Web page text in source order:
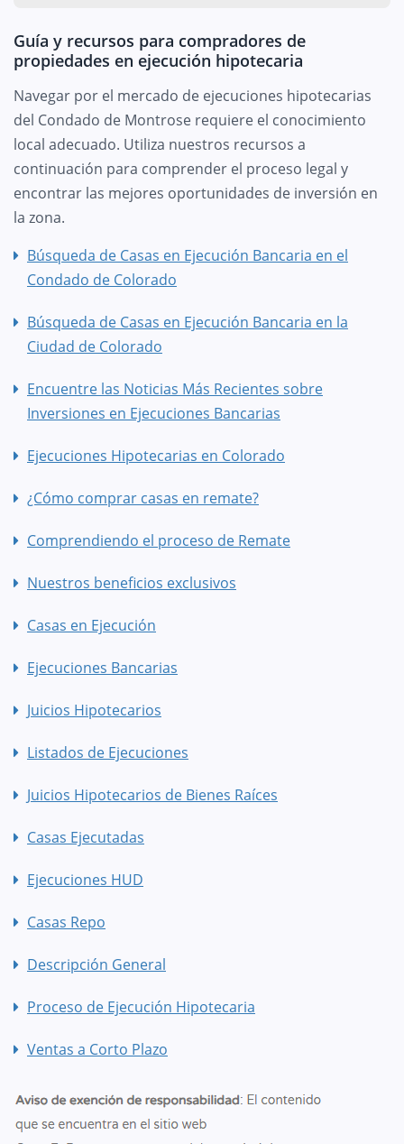
Guía y recursos para compradores de
propiedades en ejecución hipotecaria
Navegar por el mercado de ejecuciones hipotecarias
del Condado de Montrose requiere el conocimiento
local adecuado. Utiliza nuestros recursos a
continuación para comprender el proceso legal y
encontrar las mejores oportunidades de inversión en
la zona.
Búsqueda de Casas en Ejecución Bancaria en el
Condado de Colorado
Búsqueda de Casas en Ejecución Bancaria en la
Ciudad de Colorado
Encuentre las Noticias Más Recientes sobre
Inversiones en Ejecuciones Bancarias
Ejecuciones Hipotecarias en Colorado
¿Cómo comprar casas en remate?
Comprendiendo el proceso de Remate
Nuestros beneficios exclusivos
Casas en Ejecución
Ejecuciones Bancarias
Juicios Hipotecarios
Listados de Ejecuciones
Juicios Hipotecarios de Bienes Raíces
Casas Ejecutadas
Ejecuciones HUD
Casas Repo
Descripción General
Proceso de Ejecución Hipotecaria
Ventas a Corto Plazo